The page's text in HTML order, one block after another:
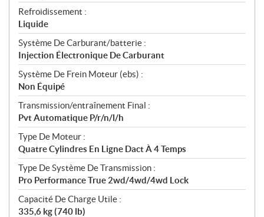
Refroidissement :
Liquide
Système De Carburant/batterie :
Injection Électronique De Carburant
Système De Frein Moteur (ebs) :
Non Équipé
Transmission/entraînement Final :
Pvt Automatique P/r/n/l/h
Type De Moteur :
Quatre Cylindres En Ligne Dact À 4 Temps
Type De Système De Transmission :
Pro Performance True 2wd/4wd/4wd Lock
Capacité De Charge Utile :
335,6 kg (740 lb)